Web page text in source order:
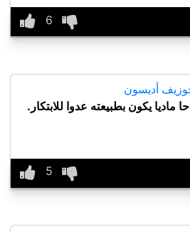
أديسون
ماديا يكون بطبيعته عدوا للابتكار.